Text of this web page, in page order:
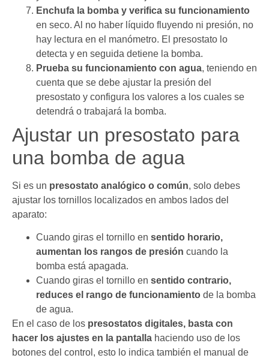
Enchufa la bomba y verifica su funcionamiento
en seco. Al no haber líquido fluyendo ni presión, no
hay lectura en el manómetro. El presostato lo
detecta y en seguida detiene la bomba.
Prueba su funcionamiento con agua, teniendo en
cuenta que se debe ajustar la presión del
presostato y configura los valores a los cuales se
detendrá o trabajará la bomba.
Ajustar un presostato para
una bomba de agua
Si es un presostato analógico o común, solo debes
ajustar los tornillos localizados en ambos lados del
aparato:
Cuando giras el tornillo en sentido horario,
aumentan los rangos de presión cuando la
bomba está apagada.
Cuando giras el tornillo en sentido contrario,
reduces el rango de funcionamiento de la bomba
de agua.
En el caso de los presostatos digitales, basta con
hacer los ajustes en la pantalla haciendo uso de los
botones del control, esto lo indica también el manual de